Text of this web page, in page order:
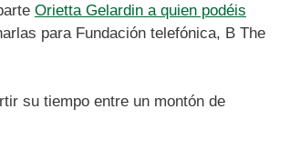
Orietta Gelardin a quien podéis
para Fundación telefónica, B The
su tiempo entre un montón de